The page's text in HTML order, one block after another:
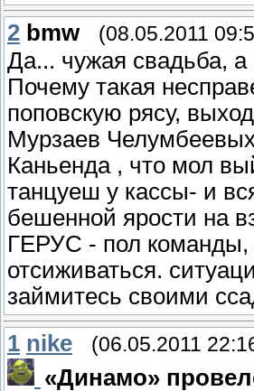
2 bmw (08.05.2011
Да... чужая свадьба,
Почему такая
поповскую рясу,
Мурзаев
Каньенда , что мол
танцуеш у кассы- и
бешенной ярости на
ГЕРУС - пол команды,
отсиживаться.
займитесь своими
1 nike (06.05.2011
«Динамо»